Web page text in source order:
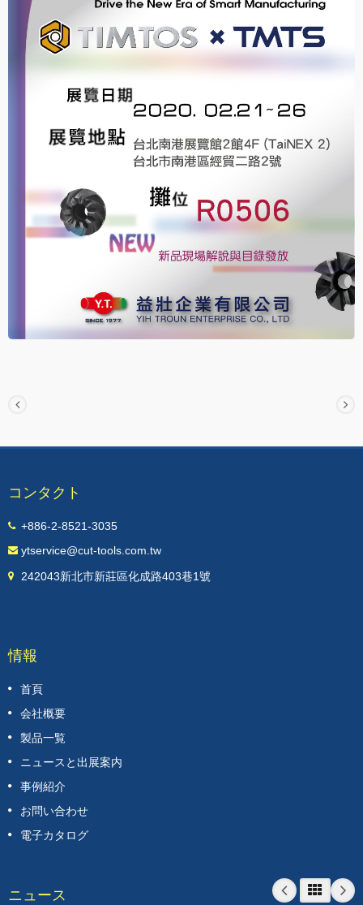
コンタクト
+886-2-8521-3035
ytservice@cut-tools.com.tw
242043新北市新莊區化成路403巷1號
情報
首頁
会社概要
製品一覧
ニュースと出展案内
事例紹介
お問い合わせ
電子カタログ
ニュース